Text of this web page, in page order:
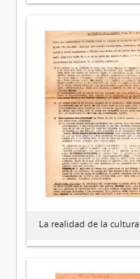
La realidad de la cultura